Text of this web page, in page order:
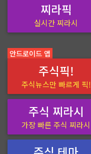
찌라픽
실시간 찌라시
안드로이드 앱
주식픽!
주식뉴스만 빠르게 픽!
주식 찌라시
가장 빠른 주식 찌라시